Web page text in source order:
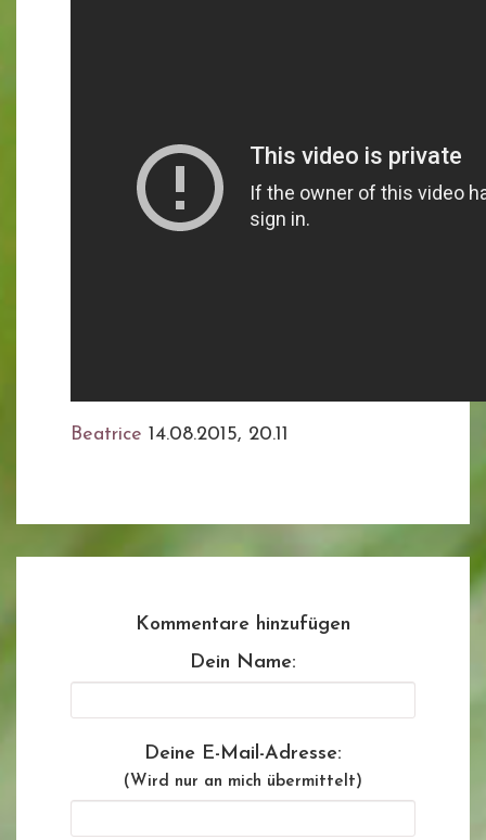
Beatrice 14.08.2015, 20.11
Kommentare hinzufügen
Dein Name:
Deine E-Mail-Adresse:
(Wird nur an mich übermittelt)